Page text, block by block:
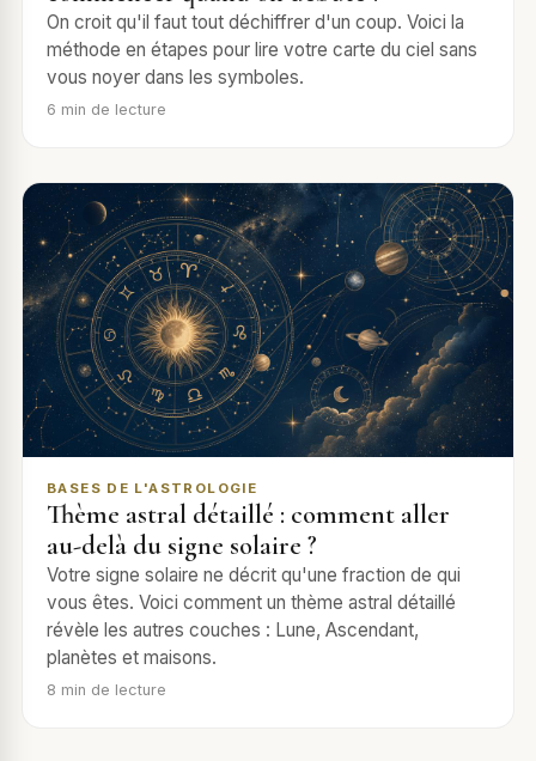
On croit qu'il faut tout déchiffrer d'un coup. Voici la
méthode en étapes pour lire votre carte du ciel sans
vous noyer dans les symboles.
6 min de lecture
BASES DE L'ASTROLOGIE
Thème astral détaillé : comment aller
au-delà du signe solaire ?
Votre signe solaire ne décrit qu'une fraction de qui
vous êtes. Voici comment un thème astral détaillé
révèle les autres couches : Lune, Ascendant,
planètes et maisons.
8 min de lecture